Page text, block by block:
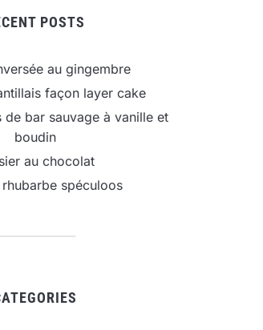
POSTS
au gingembre
façon layer cake
de bar sauvage à vanille et
boudin
au chocolat
spéculoos